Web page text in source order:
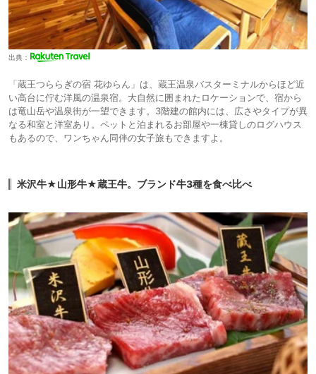
出典：
「蔵王つららぎの宿 花ゆらん」は、蔵王温泉バスターミナルからほど近
い高台に佇む洋風の温泉宿。大自然に囲まれたロケーションで、宿から
は竜山岳や温泉街が一望できます。3階建の館内には、広さやタイプが異
なる和室と洋室あり。ペットと泊まれるお部屋や一棟貸しのログハウス
もあるので、ワンちゃん同伴の女子旅もできますよ。
米沢牛★山形牛★蔵王牛。ブランド牛3種を食べ比べ